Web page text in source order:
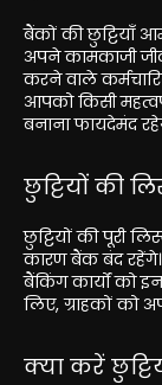
बैंकों की छुट्टियाँ
अपने कामकाजी
करने वाले
आपको किसी
बनाना फायदेमंद
छुट्टियों की
छुट्टियों की पूरी
कारण बैंक बंद
बैंकिंग कार्यों को
लिए, ग्राहकों को
क्या करें